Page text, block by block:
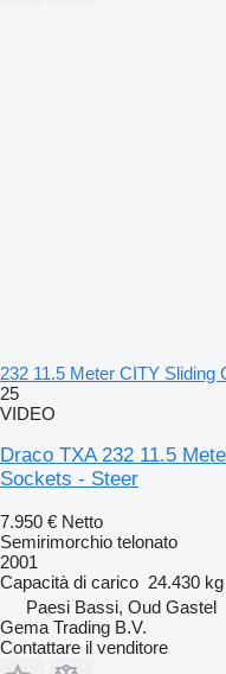
232 11.5 Meter CITY
25
VIDEO
Draco TXA 232 11.5
Sockets - Steer
7.950 € Netto
Semirimorchio telonato
2001
Capacità di carico 24.430 kg
Paesi Bassi, Oud Gastel
Gema Trading B.V.
Contattare il venditore